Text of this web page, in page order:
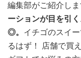
編集部がご紹介しま
ーションが目を引
◎。 イチゴのスイ
るはず！ 店舗で買